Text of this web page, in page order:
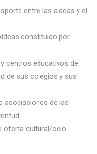
entre las aldeas y el
constituido por
centros educativos de
de sus colegios y sus
asociaciones de las
oferta cultural/ocio